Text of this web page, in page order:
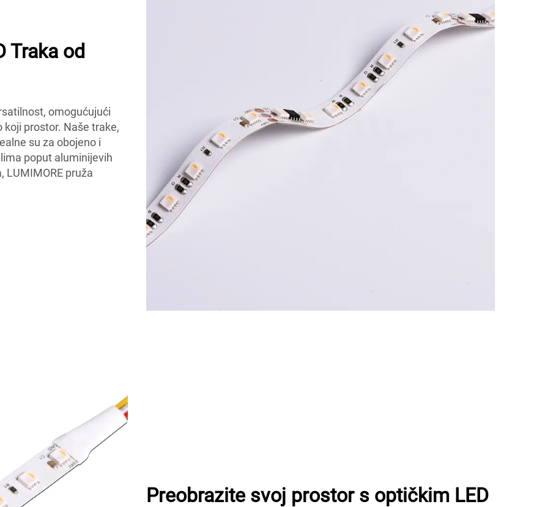
Traka od
omogućujući
prostor. Naše trake,
su za obojeno i
poput aluminijevih
LUMIMORE pruža
Preobrazite svoj prostor s optičkim LED